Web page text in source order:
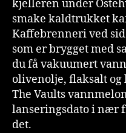
kjelleren under
smake kaldtrukket
Kaffebrenneri ved
som er brygget med
du få vakuumert
olivenolje, flaksalt
The Vaults
lanseringsdato i nær
det.